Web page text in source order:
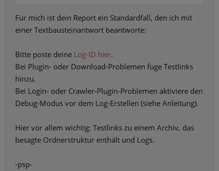
Für mich ist dein Report ein Standardfall, den ich mit
einer Textbausteinantwort beantworte:
Bitte poste deine Log-ID hier.
Bei Plugin- oder Download-Problemen füge Testlinks
hinzu.
Bei Login- oder Crawler-Plugin-Problemen aktiviere den
Debug-Modus vor dem Log-Erstellen (siehe Anleitung).
Hier vor allem wichtig: Testlinks zu einem Archiv, das
besagte Ordnerstruktur enthält und Logs.
-psp-